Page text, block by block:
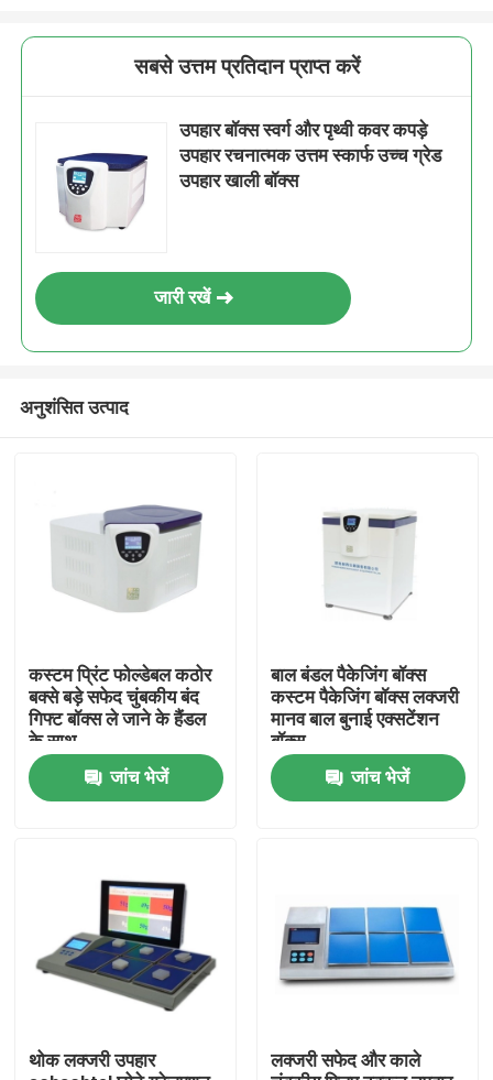
वीडियो
सबसे उत्तम प्रतिदान प्राप्त करें
उपहार बॉक्स स्वर्ग और पृथ्वी कवर कपड़े
उपहार रचनात्मक उत्तम स्कार्फ उच्च ग्रेड
उपहार खाली बॉक्स
जारी रखें
अनुशंसित उत्पाद
कस्टम प्रिंट फोल्डेबल कठोर
बक्से बड़े सफेद चुंबकीय बंद
गिफ्ट बॉक्स ले जाने के हैंडल
के साथ
जांच भेजें
बाल बंडल पैकेजिंग बॉक्स
कस्टम पैकेजिंग बॉक्स लक्जरी
मानव बाल बुनाई एक्सटेंशन
बॉक्स
जांच भेजें
थोक लक्जरी उपहार
लक्जरी सफेद और काले